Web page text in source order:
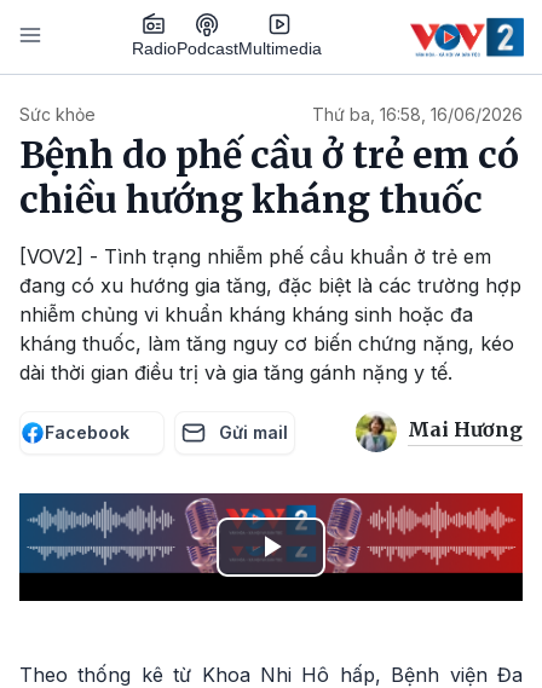
Nhảy đến nội dung
RadioPodcastMultimedia
Sức khỏe Thứ ba, 16:58, 16/06/2026
Bệnh do phế cầu ở trẻ em có
chiều hướng kháng thuốc
[VOV2] - Tình trạng nhiễm phế cầu khuẩn ở trẻ em
đang có xu hướng gia tăng, đặc biệt là các trường hợp
nhiễm chủng vi khuẩn kháng kháng sinh hoặc đa
kháng thuốc, làm tăng nguy cơ biến chứng nặng, kéo
dài thời gian điều trị và gia tăng gánh nặng y tế.
Facebook Gửi mail Mai Hương
Play
Theo thống kê từ Khoa Nhi Hô hấp, Bệnh viện Đa